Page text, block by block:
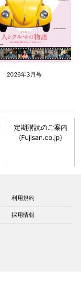
2026年3月号
定期購読のご案内
(Fujisan.co.jp)
利用規約
採用情報